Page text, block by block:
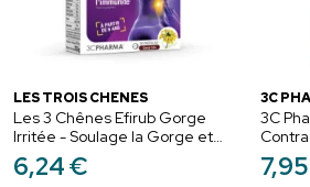
LES TROIS CHÊNES
Les 3 Chênes Efirub Gorge
Irritée - Soulage la Gorge et
les Cordes Vocales - 30
Pastilles
6,24€
3C
3C
100ml
7,95